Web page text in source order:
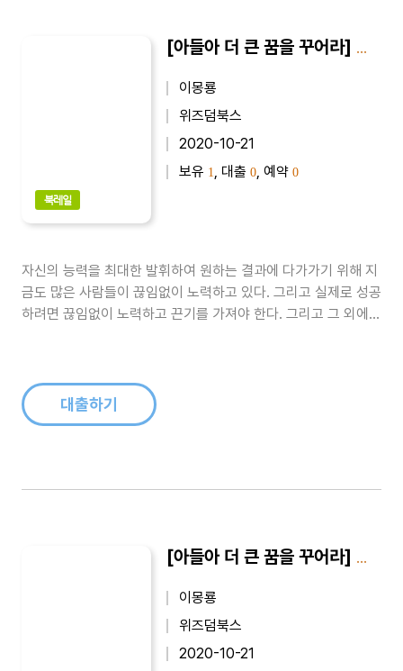
북레일
[아들아 더 큰 꿈을 꾸어라] 아들아 더 큰 꿈을 꾸어라 6
이몽룡
위즈덤북스
2020-10-21
보유 1 , 대출 0 , 예약 0
자신의 능력을 최대한 발휘하여 원하는 결과에 다가가기 위해 지
금도 많은 사람들이 끊임없이 노력하고 있다. 그리고 실제로 성공
하려면 끊임없이 노력하고 끈기를 가져야 한다. 그리고 그 외에도
대출하기
[아들아 더 큰 꿈을 꾸어라] 아들아 더 큰 꿈을 꾸어라 7
이몽룡
위즈덤북스
2020-10-21